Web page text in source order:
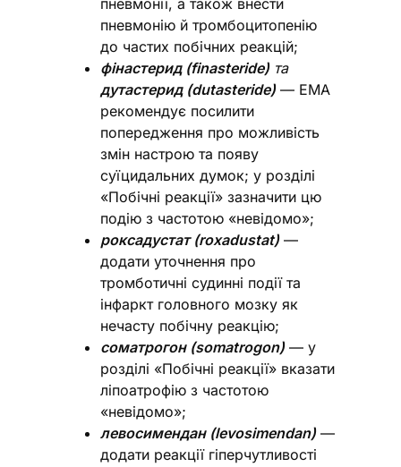
пневмонії, а також внести
пневмонію й тромбоцитопенію
до частих побічних реакцій;
фінастерид (finasteride) та
дутастерид (dutasteride) — EMA
рекомендує посилити
попередження про можливість
змін настрою та появу
суїцидальних думок; у розділі
«Побічні реакції» зазначити цю
подію з частотою «невідомо»;
роксадустат (roxadustat) —
додати уточнення про
тромботичні судинні події та
інфаркт головного мозку як
нечасту побічну реакцію;
соматрогон (somatrogon) — у
розділі «Побічні реакції» вказати
ліпоатрофію з частотою
«невідомо»;
левосимендан (levosimendan) —
додати реакції гіперчутливості